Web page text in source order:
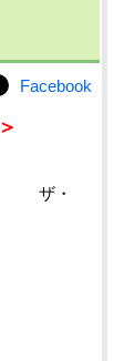
Facebook
ザ・
/